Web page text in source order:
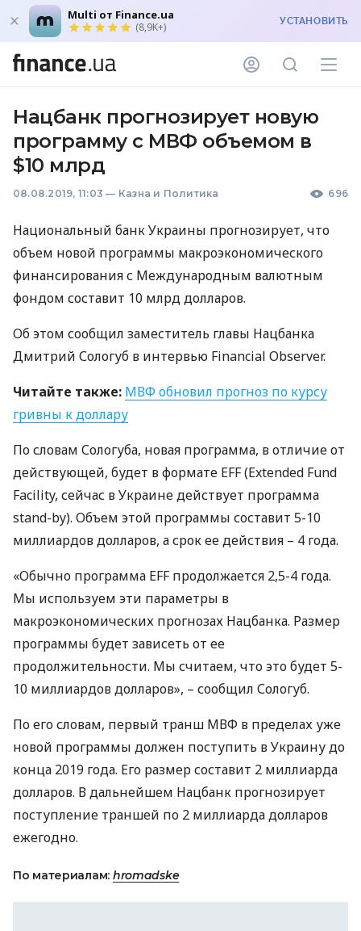
Multi от Finance.ua
(8,9K+) УСТАНОВИТЬ
Нацбанк прогнозирует новую
программу с МВФ объемом в
$10 млрд
08.08.2019, 11:03 — Казна и Политика 696
Национальный банк Украины прогнозирует, что
объем новой программы макроэкономического
финансирования с Международным валютным
фондом составит 10 млрд долларов.
Об этом сообщил заместитель главы Нацбанка
Дмитрий Сологуб в интервью Financial Observer.
Читайте также: МВФобновил прогноз по курсу
гривны к доллару
По словам Сологуба, новая программа, в отличие от
действующей, будет в формате EFF(Extended Fund
Facility, сейчас в Украине действует программа
stand-by). Объем этой программы составит 5-10
миллиардов долларов, а срок ее действия – 4 года.
«Обычно программа EFF продолжается 2,5-4 года.
Мы используем эти параметры в
макроэкономических прогнозах Нацбанка. Размер
программы будет зависеть от ее
продолжительности. Мы считаем, что это будет 5-
10 миллиардов долларов», – сообщил Сологуб.
По его словам, первый транш МВФ в пределах уже
новой программы должен поступить в Украину до
конца 2019 года. Его размер составит 2 миллиарда
долларов. В дальнейшем Нацбанк прогнозирует
поступление траншей по 2 миллиарда долларов
ежегодно.
По материалам: hromadske